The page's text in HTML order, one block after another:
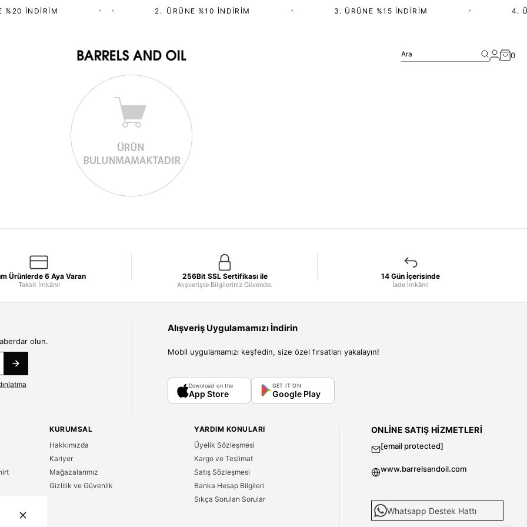
%20 İNDIRIM 2.⁠ ⁠ÜRÜNE %10 İNDIRIM 3. ÜRÜNE %15 İNDIRIM 4.
Ara 0
Ürünlerde 6 Aya Varan
Taksit İmkânı!
256Bit SSL Sertifikası ile
Alışverişte Bilgileriniz Güvende.
14 Gün İçerisinde
İade İmkânı!
olun.
Alışveriş Uygulamamızı İndirin
Mobil uygulamamızı keşfedin, size özel fırsatları yakalayın!
Download on the
App Store
GET IT ON
Google Play
KURUMSAL
Hakkımızda
Kariyer
Mağazalarımız
Gizlilik ve Güvenlik
YARDIM KONULARI
Üyelik Sözleşmesi
Kargo ve Teslimat
Satış Sözleşmesi
Banka Hesap Bilgileri
Sıkça Sorulan Sorular
ONLINE SATIŞ HIZMETLERI
[email protected]
www.barrelsandoil.com
Whatsapp Destek Hattı